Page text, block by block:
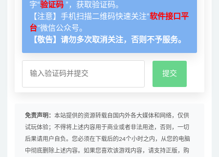
字“验证码 ”，获取验证码。
【注意】手机扫描二维码快速关注“软件接口平
台”微信公众号。
【敬告】请勿多次取消关注，否则不予服务。
免责声明： 本站提供的资源转载自国内外各大媒体和网络，仅供
试玩体验；不得将上述内容用于商业或者非法用途，否则，一切
后果请用户自负。您必须在下载后的24个小时之内，从您的电脑
中彻底删除上述内容。如果您喜欢该游戏内容，请支持正版，购